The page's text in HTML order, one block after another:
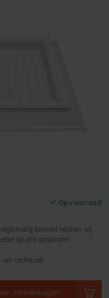
Op voorraad
betreed hebben wij
op alle opstanden
certificaat.
winkelwagen